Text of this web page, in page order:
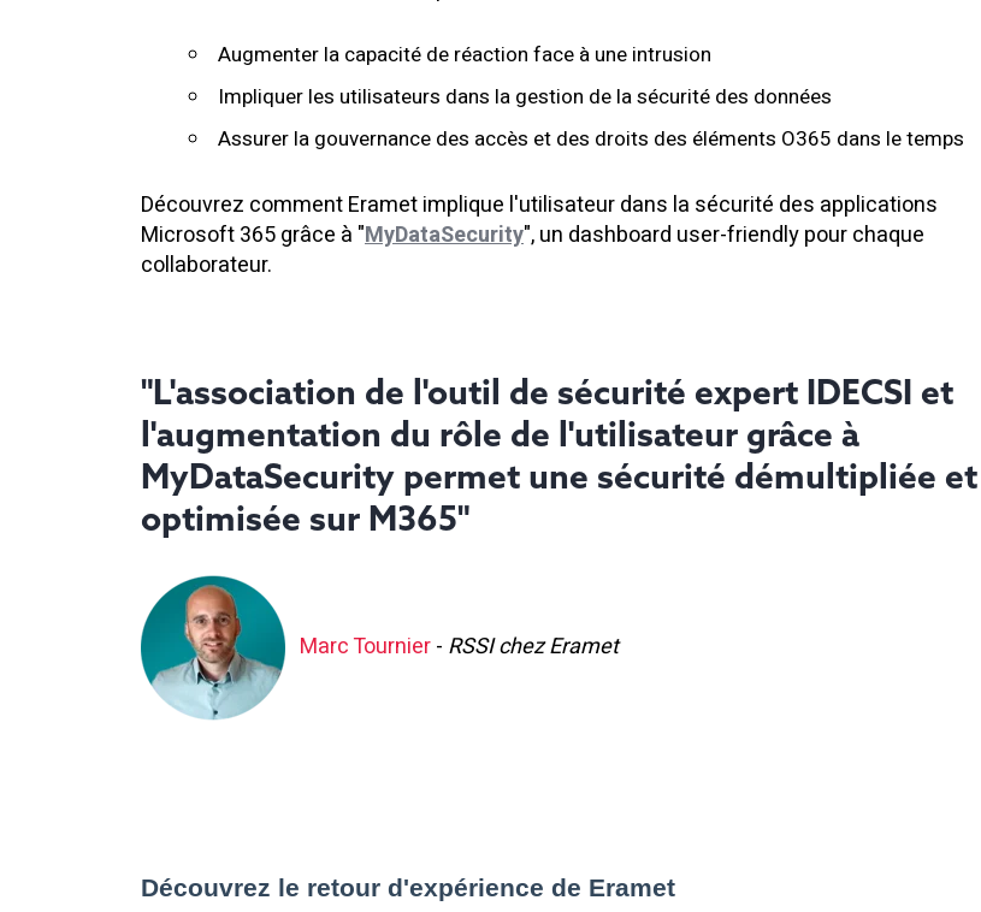
Augmenter la capacité de réaction face à une intrusion
Impliquer les utilisateurs dans la gestion de lasécurité des données
Assurer la gouvernance des accès et des droits des éléments O365 dans le temps
Découvrez comment Eramet implique l'utilisateur dans la sécurité des applications
Microsoft 365 grâce à "MyDataSecurity", un dashboard user-friendly pour chaque
collaborateur.
"L'association de l'outil de sécurité expert IDECSI et
l'augmentation du rôle de l'utilisateur grâce à
MyDataSecurity permet une sécurité démultipliée et
optimisée sur M365"
Marc Tournier- RSSI chez Eramet